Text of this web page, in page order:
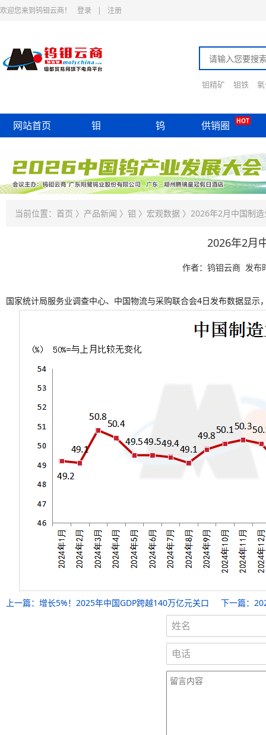
欢迎您来到钨钼云商！ 登录 | 注册
钼精矿 钼铁
网站首页 钼 钨 供销圈 HOT
当前位置： 首页 〉 产品新闻 〉 钼 〉 宏观数据 〉2026年2月中国制
2026年2月
作者：钨钼云商 发布
国家统计局服务业调查中心、中国物流与采购联合会4日发布数据显
上一篇： 增长5%！2025年中国GDP跨越140万亿元关口 下一篇：